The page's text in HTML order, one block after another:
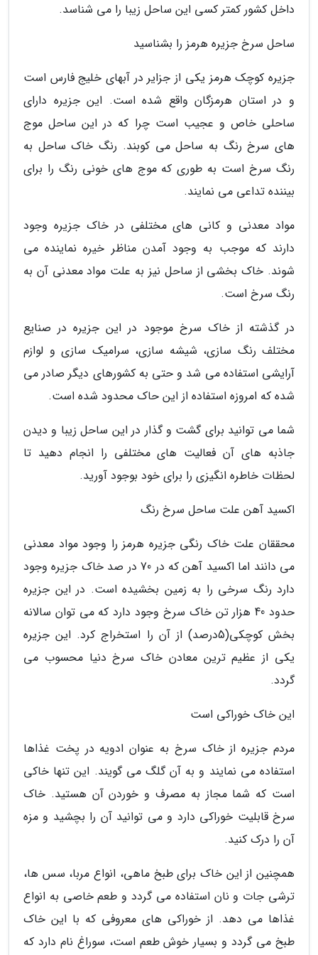
داخل کشور کمتر کسی این ساحل زیبا را می شناسد.
ساحل سرخ جزیره هرمز را بشناسید
جزیره کوچک هرمز یکی از جزایر در آبهای خلیج فارس است
و در استان هرمزگان واقع شده است. این جزیره دارای
ساحلی خاص و عجیب است چرا که در این ساحل موج
های سرخ رنگ به ساحل می کوبند. رنگ خاک ساحل به
رنگ سرخ است به طوری که موج های خونی رنگ را برای
بیننده تداعی می نمایند.
مواد معدنی و کانی های مختلفی در خاک جزیره وجود
دارند که موجب به وجود آمدن مناظر خیره نماینده می
شوند. خاک بخشی از ساحل نیز به علت مواد معدنی آن به
رنگ سرخ است.
در گذشته از خاک سرخ موجود در این جزیره در صنایع
مختلف رنگ سازی، شیشه سازی، سرامیک سازی و لوازم
آرایشی استفاده می شد و حتی به کشورهای دیگر صادر می
شده که امروزه استفاده از این حاک محدود شده است.
شما می توانید برای گشت و گذار در این ساحل زیبا و دیدن
جاذبه های آن فعالیت های مختلفی را انجام دهید تا
لحظات خاطره انگیزی را برای خود بوجود آورید.
اکسید آهن علت ساحل سرخ رنگ
محققان علت خاک رنگی جزیره هرمز را وجود مواد معدنی
می دانند اما اکسید آهن که در 70 در صد خاک جزیره وجود
دارد رنگ سرخی را به زمین بخشیده است. در این جزیره
حدود 40 هزار تن خاک سرخ وجود دارد که می توان سالانه
بخش کوچکی(5درصد) از آن را استخراج کرد. این جزیره
یکی از عظیم ترین معادن خاک سرخ دنیا محسوب می
گردد.
این خاک خوراکی است
مردم جزیره از خاک سرخ به عنوان ادویه در پخت غذاها
استفاده می نمایند و به آن گلگ می گویند. این تنها خاکی
است که شما مجاز به مصرف و خوردن آن هستید. خاک
سرخ قابلیت خوراکی دارد و می توانید آن را بچشید و مزه
آن را درک کنید.
همچنین از این خاک برای طبخ ماهی، انواع مربا، سس ها،
ترشی جات و نان استفاده می گردد و طعم خاصی به انواع
غذاها می دهد. از خوراکی های معروفی که با این خاک
طبخ می گردد و بسیار خوش طعم است، سوراغ نام دارد که